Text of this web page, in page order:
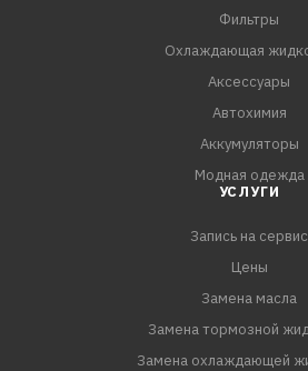
Фильтры
Охлаждающая
Аксессуары
Автохимия
Аккумуляторы
Модная одежда
УСЛУГИ
Запись на сервис
Цены
Замена масла
Замена тормозной
Замена охлаждающей